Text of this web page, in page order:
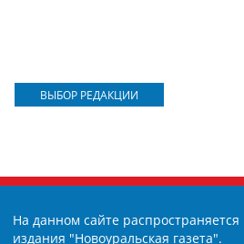
ВЫБОР РЕДАКЦИИ
На данном сайте
издания "Новоуральская газета".